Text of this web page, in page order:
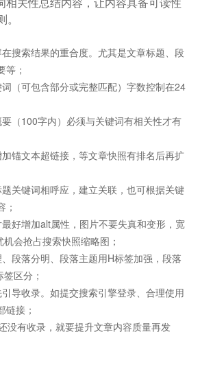
搜索结果的重合度。尤其是文章标题、段
等；
（可包含部分或完整匹配）字数控制在24
（100字内）必须与关键词有相关性才有
锚文本超链接，等文章快照有排名后再扩
关键词相呼应，建立关联，也可根据关键
；
好增加alt属性，图片不要失真和变形，宽
会抢占搜索快照缩略图；
段落分明、段落主题用H标签加强，段落
区分；
导收录。如提交搜索引擎登录、合理使用
链接；
没有收录，就要提升文章内容质量再发